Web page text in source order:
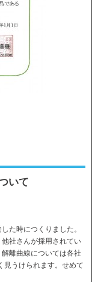
いて
た時につくりました。
社さんが採用されてい
離曲線については各社
見うけられます。せめて